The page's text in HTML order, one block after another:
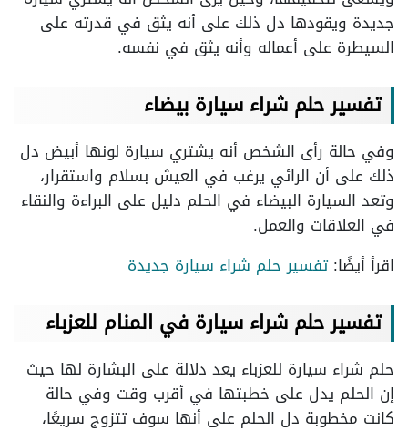
جديدة ويقودها دل ذلك على أنه يثق في قدرته على
السيطرة على أعماله وأنه يثق في نفسه.
تفسير حلم شراء سيارة بيضاء
وفي حالة رأى الشخص أنه يشتري سيارة لونها أبيض دل
ذلك على أن الرائي يرغب في العيش بسلام واستقرار،
وتعد السيارة البيضاء في الحلم دليل على البراءة والنقاء
في العلاقات والعمل.
اقرأ أيضًا:تفسير حلم شراء سيارة جديدة
تفسير حلم شراء سيارة في المنام للعزباء
حلم شراء سيارة للعزباء يعد دلالة على البشارة لها حيث
إن الحلم يدل على خطبتها في أقرب وقت وفي حالة
كانت مخطوبة دل الحلم على أنها سوف تتزوج سريعًا،